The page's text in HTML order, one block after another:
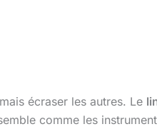
écraser les autres. Le
comme les